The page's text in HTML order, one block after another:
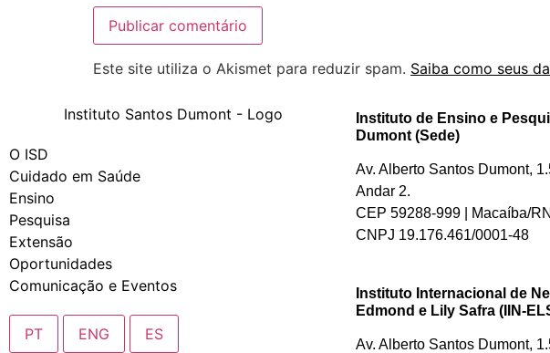
Este site utiliza o Akismet para reduzir spam. Saiba como seus
O ISD
Cuidado em Saúde
Ensino
Pesquisa
Extensão
Oportunidades
Comunicação e Eventos
PT ENG ES
Instituto de Ensino e
Dumont (Sede)
Av. Alberto Santos Dumont,
Andar 2.
CEP 59288-999 | Macaíba/
CNPJ 19.176.461/0001-48
Instituto Internacional de
Edmond e Lily Safra (IIN-
Av. Alberto Santos Dumont,